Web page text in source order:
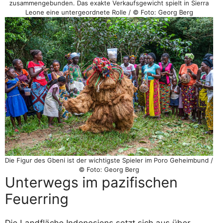
zusammengebunden. Das exakte Verkaufsgewicht spielt in Sierra
Leone eine untergeordnete Rolle / © Foto: Georg Berg
Die Figur des Gbeni ist der wichtigste Spieler im Poro Geheimbund /
© Foto: Georg Berg
Unterwegs im pazifischen
Feuerring